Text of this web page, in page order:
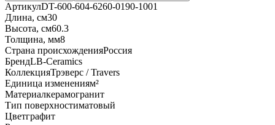
АртикулDT-600-604-6260-0190-1001
Длина, см30
Высота, см60.3
Толщина, мм8
Страна происхожденияРоссия
БрендLB-Ceramics
КоллекцияТрэверс / Travers
Единица изменениям²
Материалкерамогранит
Тип поверхностиматовый
Цветграфит